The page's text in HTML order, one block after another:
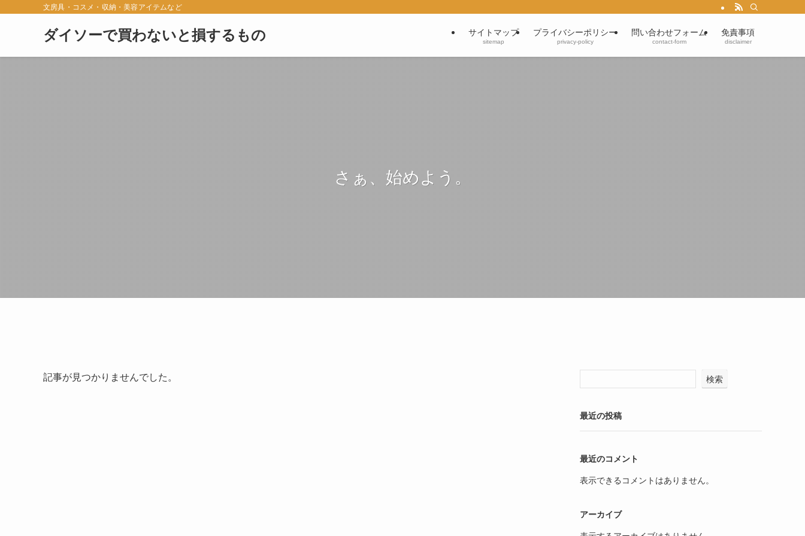
文房具・コスメ・収納・美容アイテムなど
ダイソーで買わないと損するもの サイトマップ
sitemap
プライバシーポリシー
privacy-policy
問い合わせフォーム
contact-form
免責事項
disclaimer
さぁ、始めよう。
記事が見つかりませんでした。 検索
最近の投稿
最近のコメント
表示できるコメントはありません。
アーカイブ